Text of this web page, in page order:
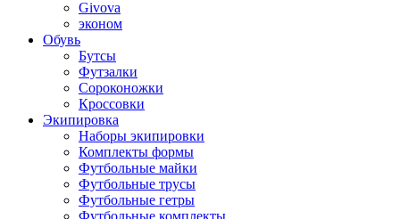
Givova
эконом
Обувь
Бутсы
Футзалки
Сороконожки
Кроссовки
Экипировка
Наборы экипировки
Комплекты формы
Футбольные майки
Футбольные трусы
Футбольные гетры
Футбольные комплекты